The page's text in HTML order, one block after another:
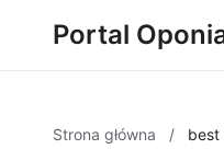
Portal
Strona główna / best